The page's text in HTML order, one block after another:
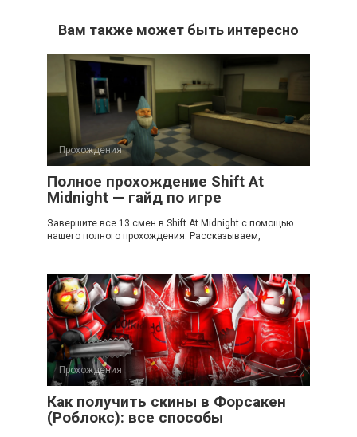
Вам также может быть интересно
Прохождения
Полное прохождение Shift At
Midnight — гайд по игре
Завершите все 13 смен в Shift At Midnight с помощью
нашего полного прохождения. Рассказываем,
Прохождения
Как получить скины в Форсакен
(Роблокс): все способы